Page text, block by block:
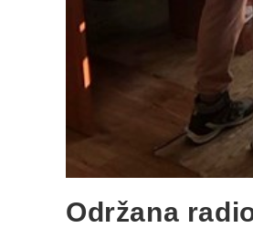
Održana